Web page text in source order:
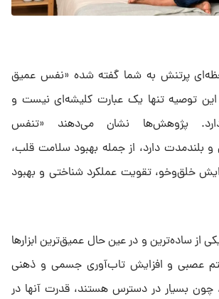
پرتنش به شما گفته شده «نفس عمیق
این توصیه تنها یک عبارت کلیشه‌ای نیست و
پژوهش‌ها نشان می‌دهند «تنفس
و بلندمدت دارد، از جمله بهبود سلامت قلب،
خلق‌وخو، تقویت عملکرد شناختی و بهبود
از ساده‌ترین و در عین حال عمیق‌ترین ابزارها
عصبی و افزایش تاب‌آوری جسمی و ذهنی
چون بسیار در دسترس هستند، قدرت آنها در